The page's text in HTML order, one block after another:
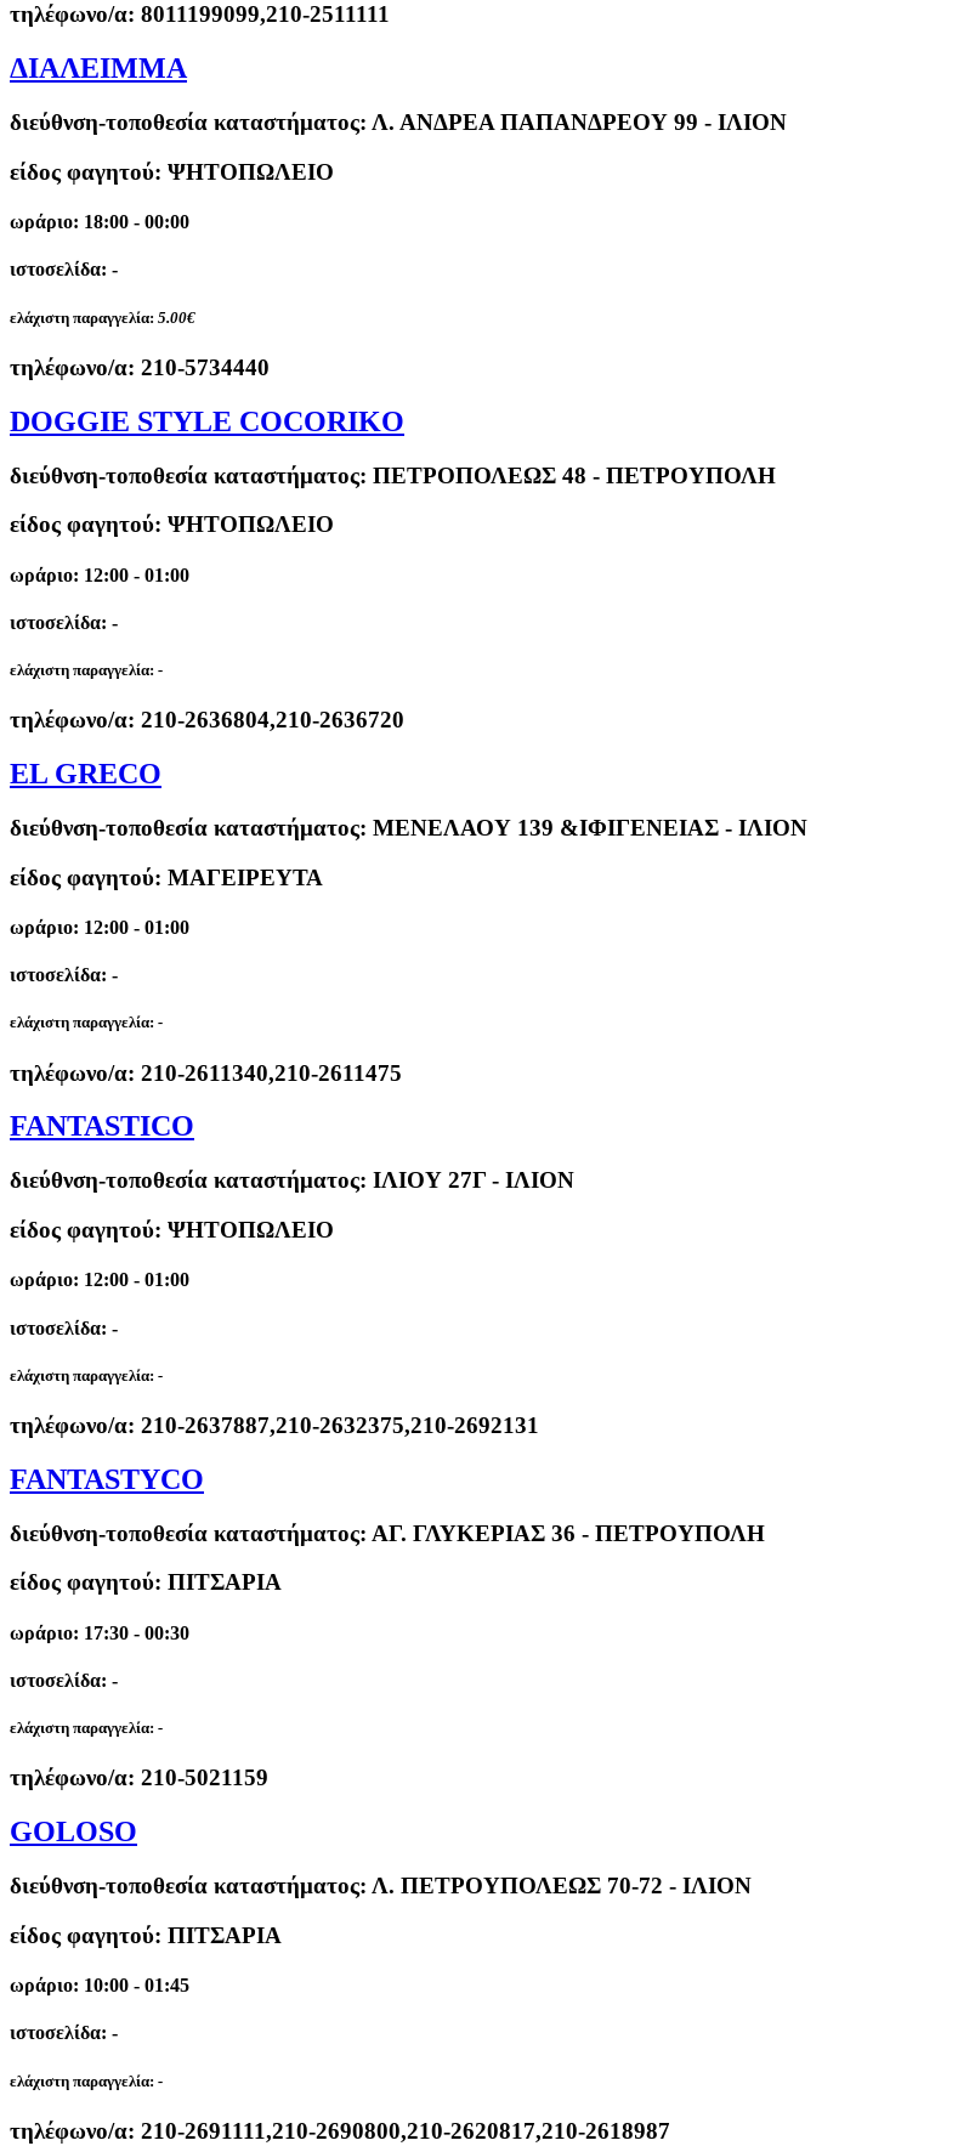
τηλέφωνο/α: 8011199099,210-2511111
ΔΙΑΛΕΙΜΜΑ
διεύθνση-τοποθεσία καταστήματος: Λ. ΑΝΔΡΕΑ ΠΑΠΑΝΔΡΕΟΥ 99 - ΙΛΙΟΝ
είδος φαγητού: ΨΗΤΟΠΩΛΕΙΟ
ωράριο: 18:00 - 00:00
ιστοσελίδα: -
ελάχιστη παραγγελία: 5.00€
τηλέφωνο/α: 210-5734440
DOGGIE STYLE COCORIKO
διεύθνση-τοποθεσία καταστήματος: ΠΕΤΡΟΠΟΛΕΩΣ 48 - ΠΕΤΡΟΥΠΟΛΗ
είδος φαγητού: ΨΗΤΟΠΩΛΕΙΟ
ωράριο: 12:00 - 01:00
ιστοσελίδα: -
ελάχιστη παραγγελία: -
τηλέφωνο/α: 210-2636804,210-2636720
EL GRECO
διεύθνση-τοποθεσία καταστήματος: ΜΕΝΕΛΑΟΥ 139 &ΙΦΙΓΕΝΕΙΑΣ - ΙΛΙΟΝ
είδος φαγητού: ΜΑΓΕΙΡΕΥΤΑ
ωράριο: 12:00 - 01:00
ιστοσελίδα: -
ελάχιστη παραγγελία: -
τηλέφωνο/α: 210-2611340,210-2611475
FANTASTICO
διεύθνση-τοποθεσία καταστήματος: ΙΛΙΟΥ 27Γ - ΙΛΙΟΝ
είδος φαγητού: ΨΗΤΟΠΩΛΕΙΟ
ωράριο: 12:00 - 01:00
ιστοσελίδα: -
ελάχιστη παραγγελία: -
τηλέφωνο/α: 210-2637887,210-2632375,210-2692131
FANTASTYCO
διεύθνση-τοποθεσία καταστήματος: ΑΓ. ΓΛΥΚΕΡΙΑΣ 36 - ΠΕΤΡΟΥΠΟΛΗ
είδος φαγητού: ΠΙΤΣΑΡΙΑ
ωράριο: 17:30 - 00:30
ιστοσελίδα: -
ελάχιστη παραγγελία: -
τηλέφωνο/α: 210-5021159
GOLOSO
διεύθνση-τοποθεσία καταστήματος: Λ. ΠΕΤΡΟΥΠΟΛΕΩΣ 70-72 - ΙΛΙΟΝ
είδος φαγητού: ΠΙΤΣΑΡΙΑ
ωράριο: 10:00 - 01:45
ιστοσελίδα: -
ελάχιστη παραγγελία: -
τηλέφωνο/α: 210-2691111,210-2690800,210-2620817,210-2618987